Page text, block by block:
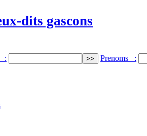
dits gascons
: Prenoms :